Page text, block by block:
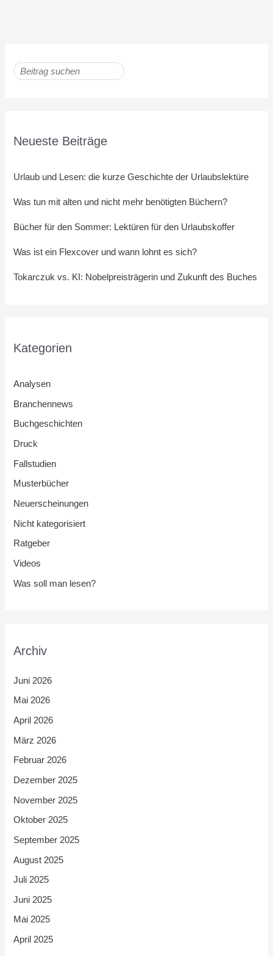
Neueste Beiträge
Urlaub und Lesen: die kurze Geschichte der Urlaubslektüre
Was tun mit alten und nicht mehr benötigten Büchern?
Bücher für den Sommer: Lektüren für den Urlaubskoffer
Was ist ein Flexcover und wann lohnt es sich?
Tokarczuk vs. KI: Nobelpreisträgerin und Zukunft des Buches
Kategorien
Analysen
Branchennews
Buchgeschichten
Druck
Fallstudien
Musterbücher
Neuerscheinungen
Nicht kategorisiert
Ratgeber
Videos
Was soll man lesen?
Archiv
Juni 2026
Mai 2026
April 2026
März 2026
Februar 2026
Dezember 2025
November 2025
Oktober 2025
September 2025
August 2025
Juli 2025
Juni 2025
Mai 2025
April 2025